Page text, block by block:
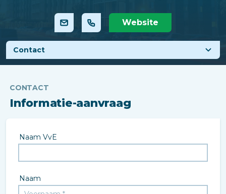
Website
Contact
CONTACT
Informatie-aanvraag
Naam VvE
Naam